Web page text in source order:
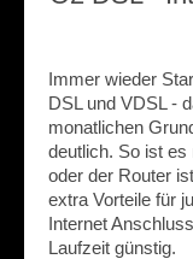
Immer wieder
DSL und VDSL -
monatlichen
deutlich. So ist
oder der Router
extra Vorteile für
Internet
Laufzeit günstig.